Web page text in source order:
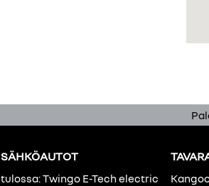
SÄHKÖAUTOT
tulossa: Twingo E-Tech electric